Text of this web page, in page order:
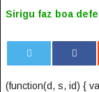
Sirigu faz boa
(function(d, s, id) {